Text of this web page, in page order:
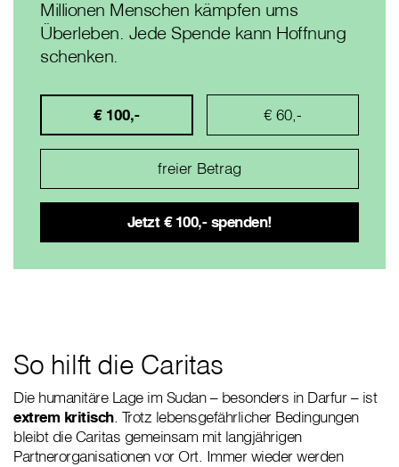
Millionen Menschen kämpfen ums
Überleben. Jede Spende kann Hoffnung
schenken.
€ 100,- € 60,-
So hilft die Caritas
Die humanitäre Lage im Sudan – besonders in Darfur – ist
extrem kritisch. Trotz lebensgefährlicher Bedingungen
bleibt die Caritas gemeinsam mit langjährigen
Partnerorganisationen vor Ort. Immer wieder werden